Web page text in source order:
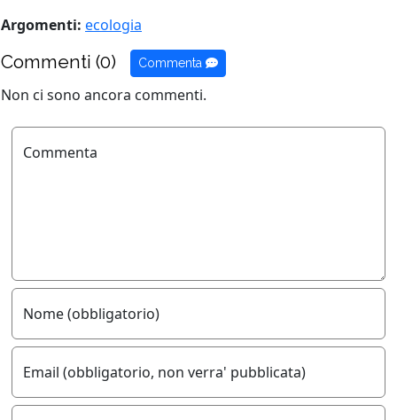
Argomenti: ecologia
Commenti (0) Commenta
Non ci sono ancora commenti.
Commenta
Nome (obbligatorio)
Email (obbligatorio, non verra' pubblicata)